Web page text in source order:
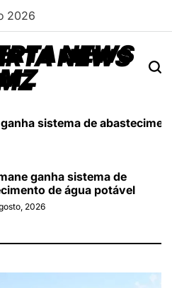
2026
NEWS
MZ
sistema de
ganha sistema de
de água potável
2026